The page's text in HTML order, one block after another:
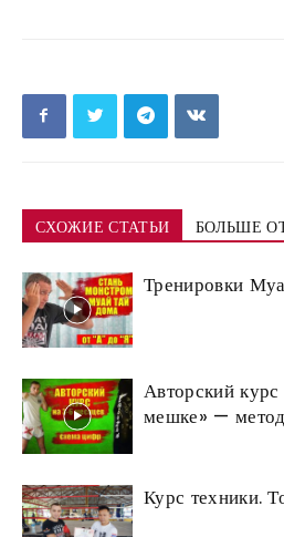
СХОЖИЕ СТАТЬИ БОЛЬШЕ
Тренировки
Авторский
мешке» —
Курс техники.